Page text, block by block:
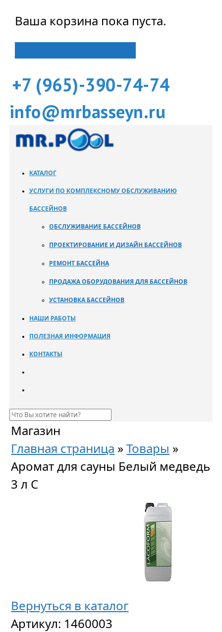
Ваша корзина пока пуста.
+7 (965)-390-74-74
info@mrbasseyn.ru
КАТАЛОГ
УСЛУГИ ПО КОМПЛЕКСНОМУ ОБСЛУЖИВАНИЮ
БАССЕЙНОВ
ОБСЛУЖИВАНИЕ БАССЕЙНОВ
ПРОЕКТИРОВАНИЕ И ДИЗАЙН БАССЕЙНОВ
РЕМОНТ БАССЕЙНА
ПРОДАЖА ОБОРУДОВАНИЯ ДЛЯ БАССЕЙНОВ
УСТАНОВКА БАССЕЙНОВ
НАШИ РАБОТЫ
ПОЛЕЗНАЯ ИНФОРМАЦИЯ
КОНТАКТЫ
Магазин
Главная страница »Товары »
Аромат для сауны Белый медведь
3 л C
Вернуться в каталог
Артикул: 1460003